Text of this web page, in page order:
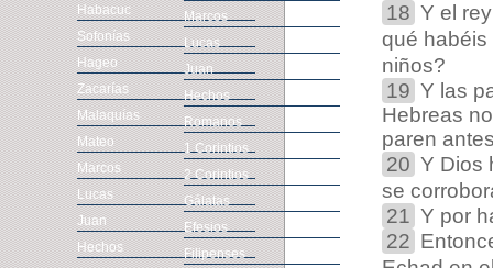
18 Y el
qué habéis
niños?
19 Y las
Hebreas
paren
20 Y Dios
se
21 Y por
22
Habacuc
Sofonías
Hageo
Zacarías
Malaquías
Mateo
Marcos
Lucas
Juan
Hechos
Marcos
Lucas
Juan
Hechos
Romanos
1 Corintios
2 Corintios
Gálatas
Efesios
Filipenses